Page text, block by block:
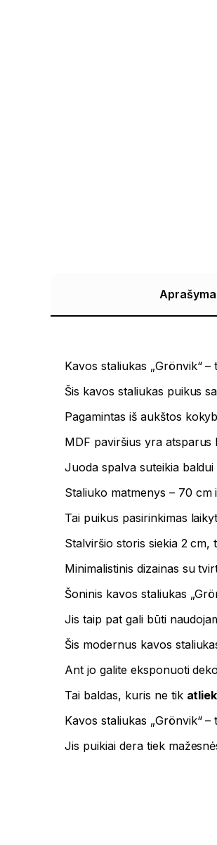
Kavos staliukas „Grönvik“ –
Šis kavos staliukas puikus
Pagamintas iš aukštos
MDF paviršius yra atsparus
Juoda spalva suteikia baldui
Staliuko matmenys – 70
Tai puikus pasirinkimas
Stalviršio storis siekia 2 cm,
Minimalistinis dizainas su
Šoninis kavos staliukas
Jis taip pat gali būti
Šis modernus kavos
Ant jo galite eksponuoti
Tai baldas, kuris ne tik
Kavos staliukas „Grönvik“
Jis puikiai dera tiek